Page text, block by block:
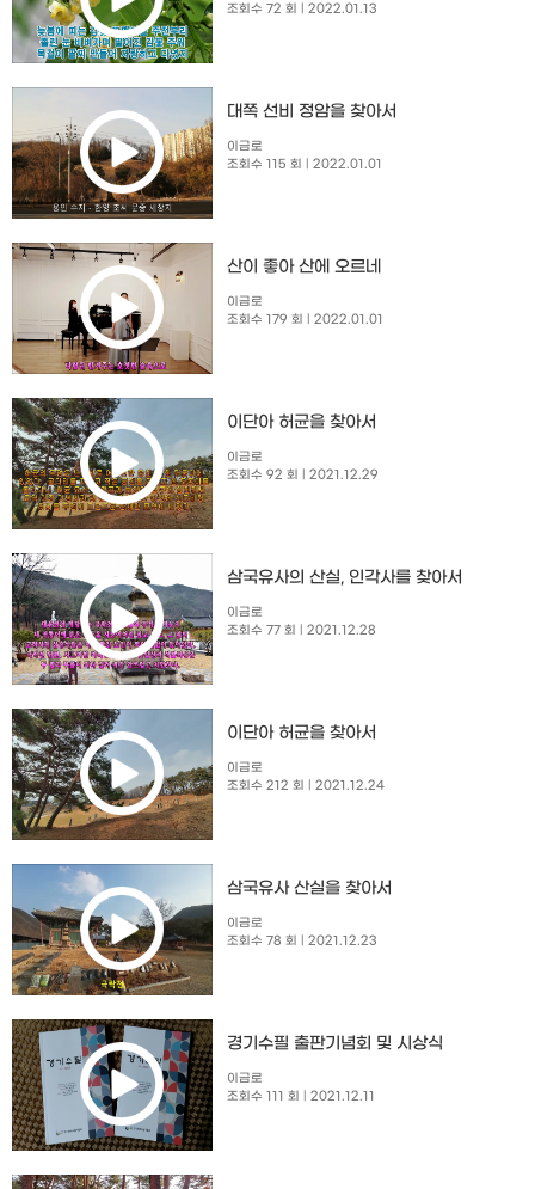
조회수 72 회
| 2022.01.13
대쪽 선비 정암을 찾아서
이금로
조회수 115 회
| 2022.01.01
산이 좋아 산에 오르네
이금로
조회수 179 회
| 2022.01.01
이단아 허균을 찾아서
이금로
조회수 92 회
| 2021.12.29
삼국유사의 산실, 인각사를 찾아서
이금로
조회수 77 회
| 2021.12.28
이단아 허균을 찾아서
이금로
조회수 212 회
| 2021.12.24
삼국유사 산실을 찾아서
이금로
조회수 78 회
| 2021.12.23
경기수필 출판기념회 및 시상식
이금로
조회수 111 회
| 2021.12.11